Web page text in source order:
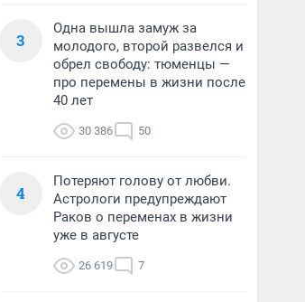
3
Одна вышла замуж за
молодого, второй развелся и
обрел свободу: тюменцы —
про перемены в жизни после
40 лет
30 386 50
4
Потеряют голову от любви.
Астрологи предупреждают
Раков о переменах в жизни
уже в августе
26 619 7